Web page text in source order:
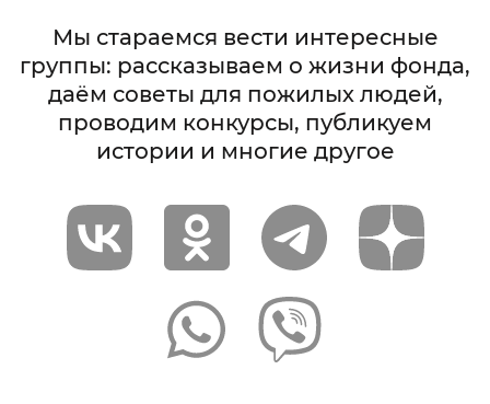
Мы стараемся вести интересные
группы: рассказываем о жизни фонда,
даём советы для пожилых людей,
проводим конкурсы, публикуем
истории и многие другое